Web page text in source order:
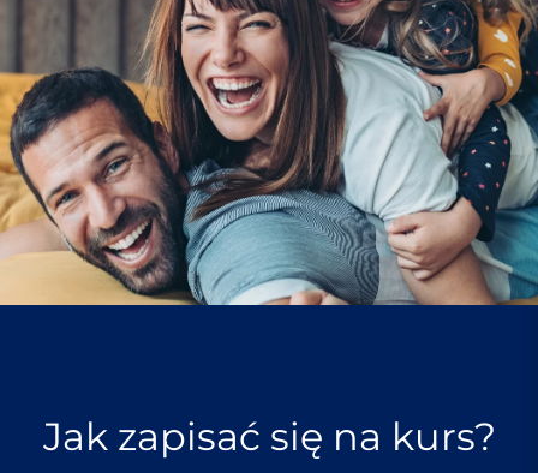
Jak zapisać się na kurs?